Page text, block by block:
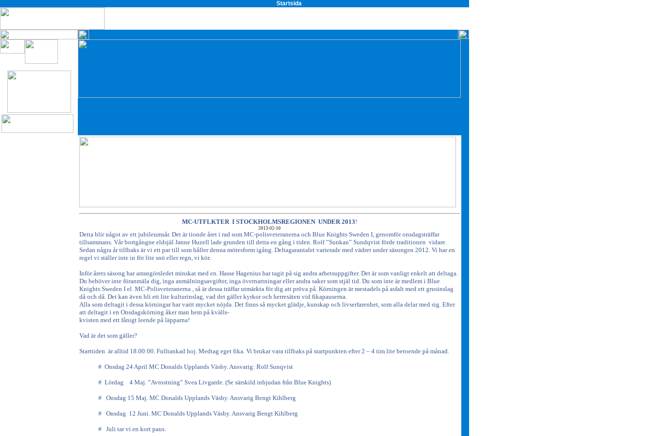
Startsida
MC-UTFLKTER I STOCKHOLMSREGIONEN UNDER 2013!
2013-02-10
Detta blir något av ett jubileumsår. Det är tionde året i rad som MC-polisveteranerna och Blue Knights Sweden I, genomför onsdagsträffar
tillsammans. Vår bortgångne eldsjäl Janne Huzell lade grunden till detta en gång i tiden. Rolf ”Sunkan” Sundqvist förde traditionen vidare.
Sedan några år tillbaks är vi ett par till som håller denna mötesform igång. Deltagarantalet varierade med vädret under säsongen 2012. Vi har en
regel vi ställer inte in för lite snö eller regn, vi kör.
Inför årets säsong har arrangörsledet minskat med en. Hasse Hagenius har tagit på sig andra arbetsuppgifter. Det är som vanligt enkelt att deltaga.
Du behöver inte föranmäla dig, inga anmälningsavgifter, inga övernattningar eller andra saker som stjäl tid. Du som inte är medlem i Blue
Knights Sweden I el. MC-Polisveteranerna , så är dessa träffar utmärkta för dig att pröva på. Körningen är mestadels på asfalt med ett grusinslag
då och då. Det kan även bli ett lite kulturinslag, vad det gäller kyrkor och herresäten vid fikapauserna.
Alla som deltagit i dessa körningar har varit mycket nöjda. Det finns så mycket glädje, kunskap och livserfarenhet, som alla delar med sig. Efter
att deltagit i en Onsdagskörning åker man hem på kvälls-
kvisten med ett fånigt leende på läpparna!
Vad är det som gäller?
Starttiden är alltid 18.00:00. Fulltankad hoj. Medtag eget fika. Vi brukar vara tillbaks på startpunkten efter 2 – 4 tim lite beroende på månad.
# Onsdag 24 April MC Donalds Upplands Väsby. Ansvarig: Rolf Sunqvist
# Lördag 4 Maj. ”Avrostning” Svea Livgarde. (Se särskild inbjudan från Blue Knights)
# Onsdag 15 Maj. MC Donalds Upplands Väsby. Ansvarig Bengt Kihlberg
# Onsdag 12 Juni. MC Donalds Upplands Väsby. Ansvarig Bengt Kihlberg
# Juli tar vi en kort paus.